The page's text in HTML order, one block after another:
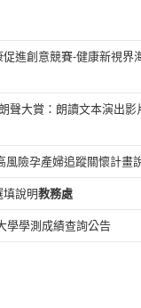
促進創意競賽-健康新視界
聲大賞：朗讀文本演出
險孕產婦追蹤關懷計畫說
填說明教務處
學學測成績查詢公告